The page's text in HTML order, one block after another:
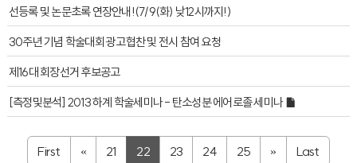
선등록 및 논문초록 연장안내!(7/9(화) 낮12시까지!)
30주년 기념 학술대회 광고협찬 및 전시 참여 요청
제16대 회장선거 후보공고
[측정및분석] 2013 하계 학술세미나 - 탄소성분 에어로졸 세미나
First « 21 22 23 24 25 » Last